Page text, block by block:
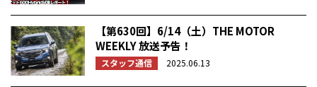
【第630回】6/14（土）THE MOTOR
WEEKLY 放送予告！
スタッフ通信 2025.06.13